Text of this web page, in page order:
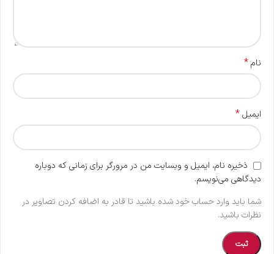
نام*
ایمیل*
ذخیره نام، ایمیل و وبسایت من در مرورگر برای زمانی که دوباره
دیدگاهی می‌نویسم.
شما باید وارد حساب خود شده باشید تا قادر به اضافه کردن تصاویر در
نظرات باشید.